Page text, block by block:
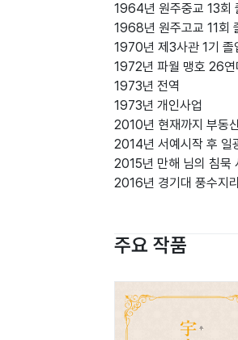
1964년 원주중교 13회
1968년 원주고교 11회
1970년 제3사관 1기 졸
1972년 파월 맹호 26연
1973년 전역
1973년 개인사업
2010년 현재까지 부동
2014년 서예시작 후 일
2015년 만해 님의 침묵
2016년 경기대 풍수지
주요 작품